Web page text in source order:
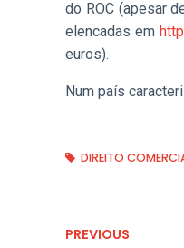
do ROC (apesar
elencadas em
euros).
Num país
DIREITO
PREVIOUS